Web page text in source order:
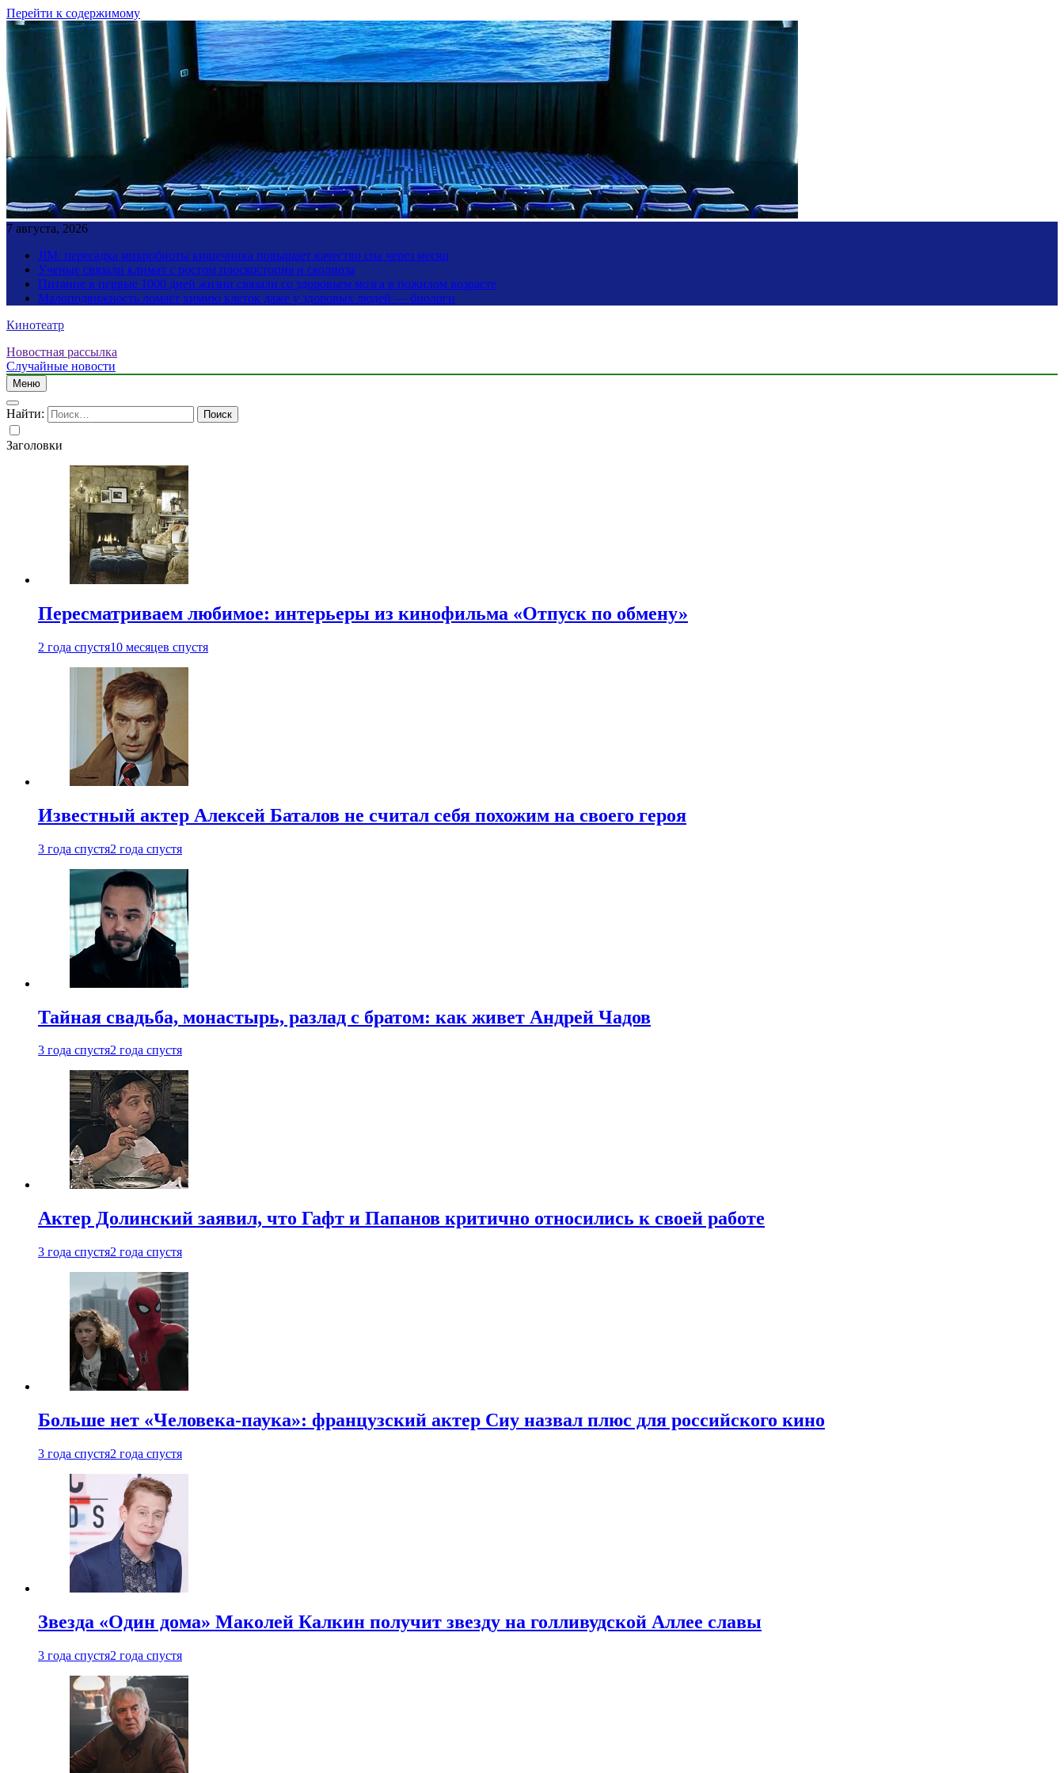
Перейти к содержимому
7 августа, 2026
JIM: пересадка микробиоты кишечника повышает качество сна через месяц
Ученые связали климат с ростом плоскостопия и сколиоза
Питание в первые 1000 дней жизни связали со здоровьем мозга в пожилом возрасте
Малоподвижность ломает химию клеток даже у здоровых людей — биологи
Кинотеатр
Новостная рассылка
Случайные новости
Меню
Найти:
Заголовки
Пересматриваем любимое: интерьеры из кинофильма «Отпуск по обмену»
2 года спустя10 месяцев спустя
Известный актер Алексей Баталов не считал себя похожим на своего героя
3 года спустя2 года спустя
Тайная свадьба, монастырь, разлад с братом: как живет Андрей Чадов
3 года спустя2 года спустя
Актер Долинский заявил, что Гафт и Папанов критично относились к своей работе
3 года спустя2 года спустя
Больше нет «Человека-паука»: французский актер Сиу назвал плюс для российского кино
3 года спустя2 года спустя
Звезда «Один дома» Маколей Калкин получит звезду на голливудской Аллее славы
3 года спустя2 года спустя